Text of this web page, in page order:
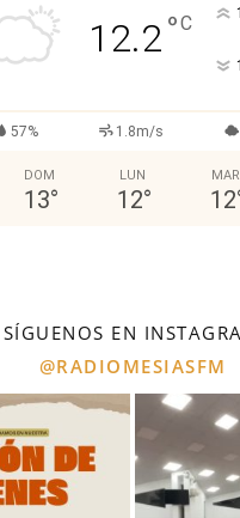
12.2°C
57% 1.8m/s
DOM
13°
LUN
12°
MAR
12
SÍGUENOS EN
@RADIOMESIASFM